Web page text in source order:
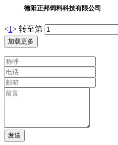
德阳正邦饲料科技有限公司
<1> 转至第
加载更多
发送